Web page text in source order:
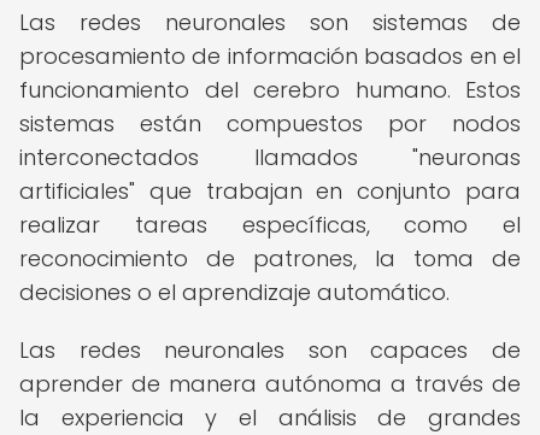
Las redes neuronales son sistemas de
procesamiento de información basados en el
funcionamiento del cerebro humano. Estos
sistemas están compuestos por nodos
interconectados llamados "neuronas
artificiales" que trabajan en conjunto para
realizar tareas específicas, como el
reconocimiento de patrones, la toma de
decisiones o el aprendizaje automático.
Las redes neuronales son capaces de
aprender de manera autónoma a través de
la experiencia y el análisis de grandes